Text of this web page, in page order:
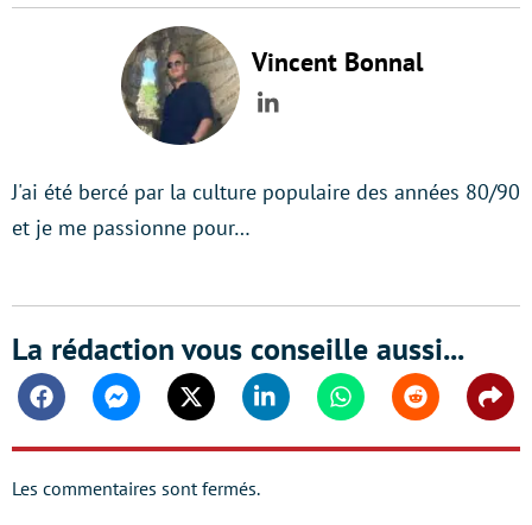
Vincent Bonnal
LinkedIn
J'ai été bercé par la culture populaire des années 80/90
et je me passionne pour…
La rédaction vous conseille aussi...
FacebookMessengerTwitter Linkedin WhatsappReddit
Les commentaires sont fermés.